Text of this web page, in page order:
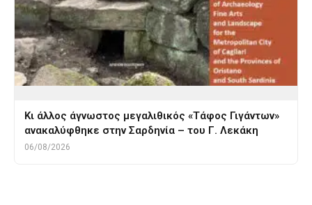
Κι άλλος άγνωστος μεγαλιθικός «Τάφος Γιγάντων»
ανακαλύφθηκε στην Σαρδηνία – του Γ. Λεκάκη
06/08/2026